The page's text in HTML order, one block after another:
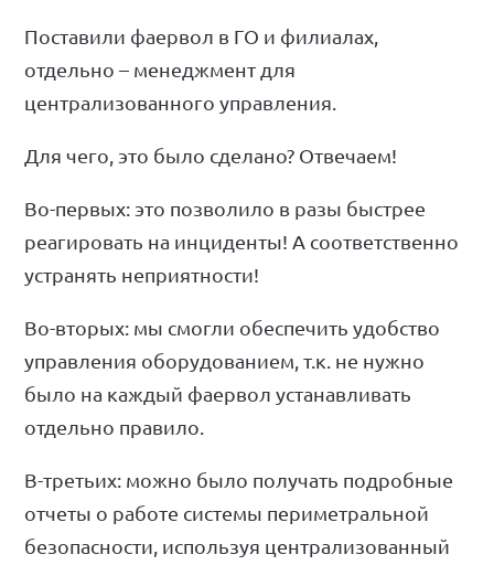
Поставили фаервол в ГО и филиалах,
отдельно – менеджмент для
централизованного управления.
Для чего, это было сделано? Отвечаем!
Во-первых: это позволило в разы быстрее
реагировать на инциденты! А соответственно
устранять неприятности!
Во-вторых: мы смогли обеспечить удобство
управления оборудованием, т.к. не нужно
было на каждый фаервол устанавливать
отдельно правило.
В-третьих: можно было получать подробные
отчеты о работе системы периметральной
безопасности, используя централизованный